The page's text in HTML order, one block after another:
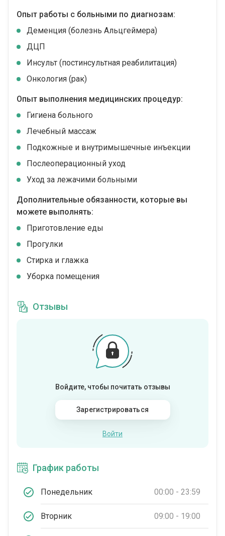
Опыт работы с больными по диагнозам:
Деменция (болезнь Альцгеймера)
ДЦП
Инсульт (постинсультная реабилитация)
Онкология (рак)
Опыт выполнения медицинских процедур:
Гигиена больного
Лечебный массаж
Подкожные и внутримышечные инъекции
Послеоперационный уход
Уход за лежачими больными
Дополнительные обязанности, которые вы
можете выполнять:
Приготовление еды
Прогулки
Стирка и глажка
Уборка помещения
Отзывы
Войдите, чтобы почитать отзывы
Зарегистрироваться
Войти
График работы
Понедельник 00:00 - 23:59
Вторник 09:00 - 19:00